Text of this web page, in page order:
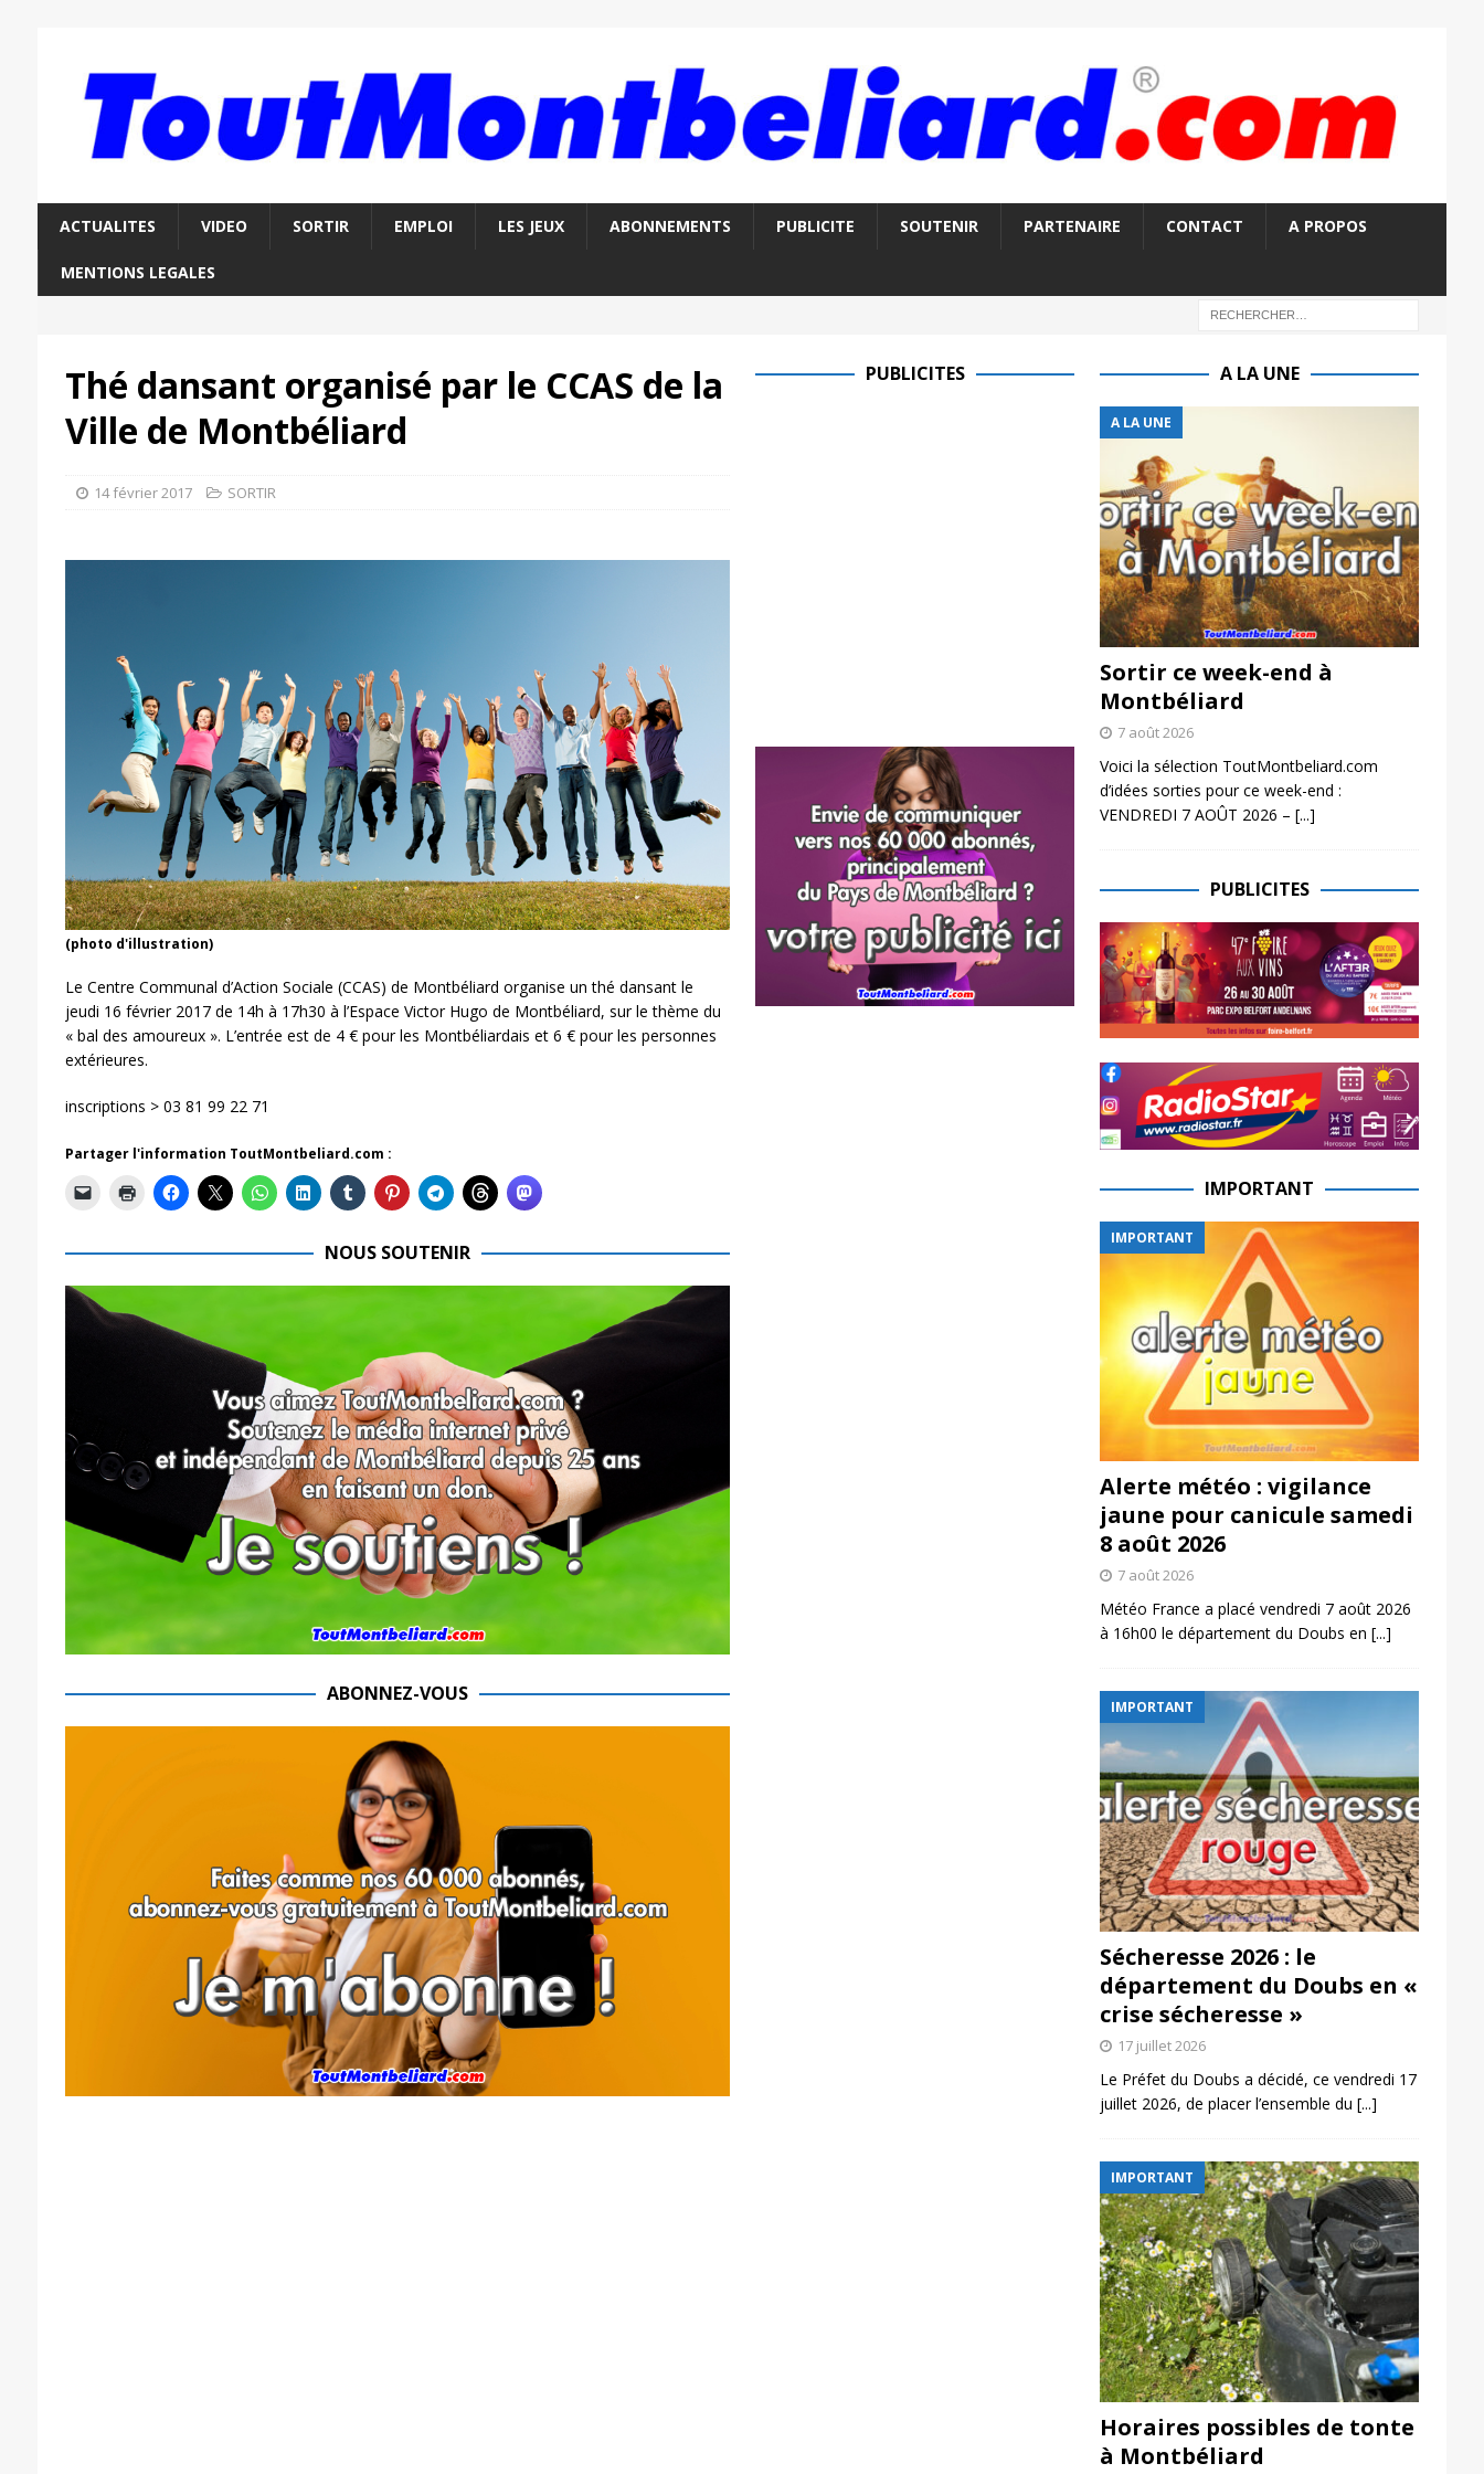
ACTUALITES VIDEO SORTIR EMPLOI LES JEUX ABONNEMENTS PUBLICITE SOUTENIR PARTENAIRE CONTACT A PROPOS
MENTIONS LEGALES
Thé dansant organisé par le CCAS de la
Ville de Montbéliard
14 février 2017 SORTIR
(photo d'illustration)
Le Centre Communal d’Action Sociale (CCAS) de Montbéliard organise un thé dansant le
jeudi 16 février 2017 de 14h à 17h30 à l’Espace Victor Hugo de Montbéliard, sur le thème du
« bal des amoureux ». L’entrée est de 4 € pour les Montbéliardais et 6 € pour les personnes
extérieures.
inscriptions > 03 81 99 22 71
Partager l'information ToutMontbeliard.com :
NOUS SOUTENIR
ABONNEZ-VOUS
PUBLICITES A LA UNE
A LA UNE
Sortir ce week-end à
Montbéliard
7 août 2026
Voici la sélection ToutMontbeliard.com
d’idées sorties pour ce week-end :
VENDREDI 7 AOÛT 2026 – [...]
PUBLICITES
IMPORTANT
IMPORTANT
Alerte météo : vigilance
jaune pour canicule samedi
8 août 2026
7 août 2026
Météo France a placé vendredi 7 août 2026
à 16h00 le département du Doubs en [...]
IMPORTANT
Sécheresse 2026 : le
département du Doubs en «
crise sécheresse »
17 juillet 2026
Le Préfet du Doubs a décidé, ce vendredi 17
juillet 2026, de placer l’ensemble du [...]
IMPORTANT
Horaires possibles de tonte
à Montbéliard